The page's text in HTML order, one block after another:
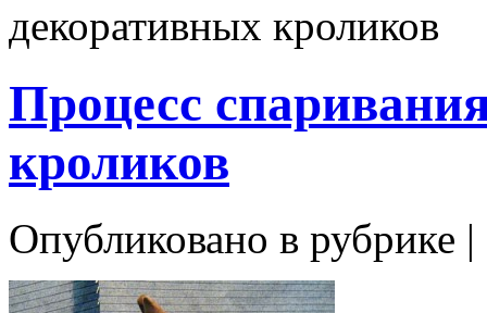
декоративных кроликов
Процесс
кроликов
Опубликовано в рубрике |